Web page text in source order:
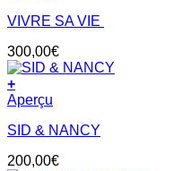
VIVRE SA VIE
300,00€
+
Aperçu
SID & NANCY
200,00€